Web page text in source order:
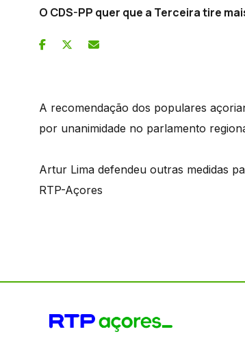
O CDS-PP quer que a Terceira tire
A recomendação dos populares
por unanimidade no parlamento
Artur Lima defendeu outras medidas
RTP-Açores